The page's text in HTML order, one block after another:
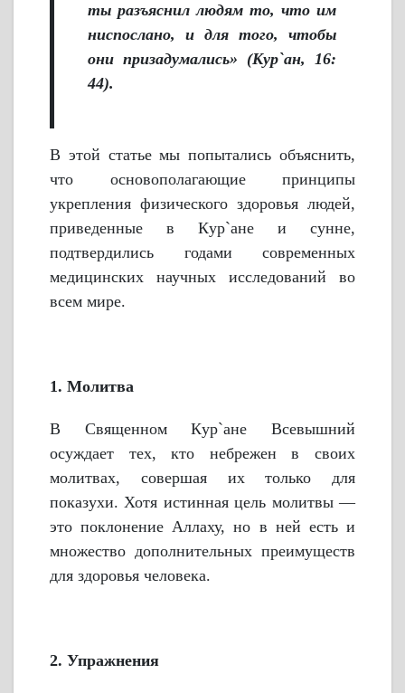
ты разъяснил людям то, что им
ниспослано, и для того, чтобы
они призадумались» (Кyр`ан, 16:
44).
В этой статье мы попытались объяснить,
что основополагающие принципы
укрепления физического здоровья людей,
приведенные в Кyр`ане и сунне,
подтвердились годами современных
медицинских научных исследований во
всем мире.
1. Молитва
В Священном Кyр`ане Всевышний
осуждает тех, кто небрежен в своих
молитвах, совершая их только для
показухи. Хотя истинная цель молитвы —
это поклонение Аллаху, но в ней есть и
множество дополнительных преимуществ
для здоровья человека.
2. Упражнения